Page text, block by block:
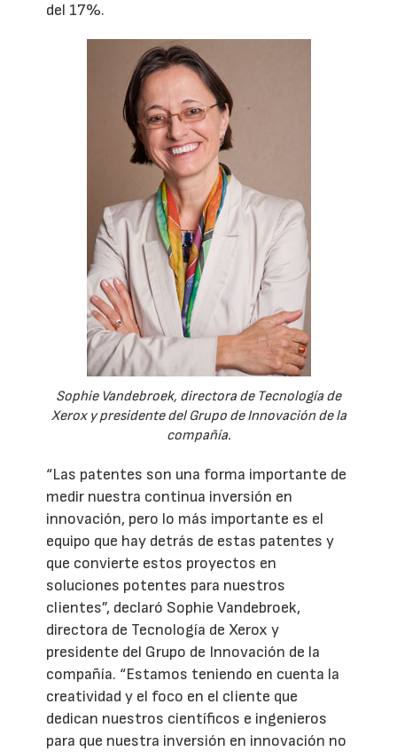
del 17%.
Sophie Vandebroek, directora de Tecnología de
Xerox y presidente del Grupo de Innovación de la
compañía.
“Las patentes son una forma importante de
medir nuestra continua inversión en
innovación, pero lo más importante es el
equipo que hay detrás de estas patentes y
que convierte estos proyectos en
soluciones potentes para nuestros
clientes”, declaró Sophie Vandebroek,
directora de Tecnología de Xerox y
presidente del Grupo de Innovación de la
compañía. “Estamos teniendo en cuenta la
creatividad y el foco en el cliente que
dedican nuestros científicos e ingenieros
para que nuestra inversión en innovación no